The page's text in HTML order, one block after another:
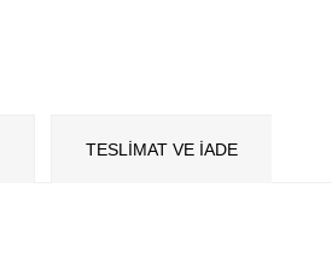
TESLİMAT VE İADE